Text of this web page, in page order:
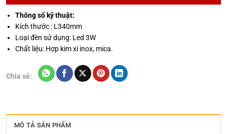
Thông số kỹ thuật:
Kích thước : L340mm
Loại đèn sử dụng: Led 3W
Chất liệu: Hợp kim xi inox, mica.
Chia sẻ:
MÔ TẢ SẢN PHẨM